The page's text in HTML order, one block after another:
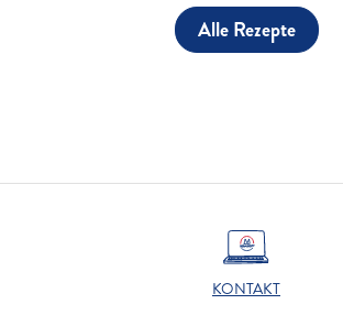
Alle Rezepte
KONTAKT